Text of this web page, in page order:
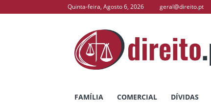
Quinta-feira, Agosto 6, 2026 geral@direito.pt
direito.pt
–
O
Seu
Direito
FAMÍLIA COMERCIAL DÍVIDAS